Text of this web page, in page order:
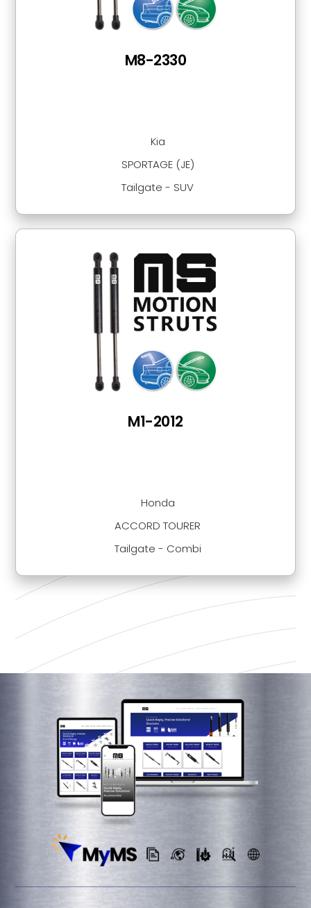
Kia
SPORTAGE (JE)
Tailgate - SUV
M8-2330
Honda
ACCORD TOURER
Tailgate - Combi
M1-2012